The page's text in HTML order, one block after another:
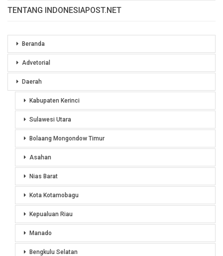
TENTANG INDONESIAPOST.NET
Beranda
Advetorial
Daerah
Kabupaten Kerinci
Sulawesi Utara
Bolaang Mongondow Timur
Asahan
Nias Barat
Kota Kotamobagu
Kepualuan Riau
Manado
Bengkulu Selatan